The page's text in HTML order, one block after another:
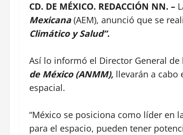
CD. DE MÉXICO. REDACCIÓN NN. –
Mexicana(AEM), anunció que se
Climático y Salud”.
Así lo informó el Director General de
de México (ANMM), llevarán a
espacial.
“México se posiciona como líder en
para el espacio, pueden tener